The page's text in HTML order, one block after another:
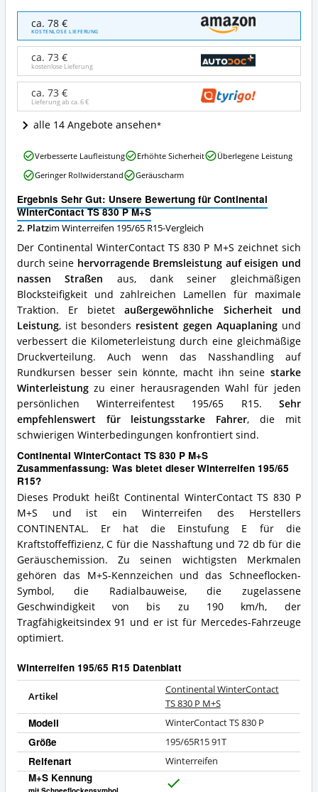
Continental
WinterContact
TS
830
M+S
Angebote:
ist
dieser
195/65
R15
erhältlich?
ca. 78 €
KOSTENLOSE LIEFERUNG
ca. 73 €
kostenlose Lieferung
ca. 73 €
Lieferung ab ca.6 €
alle 14 Angebote ansehen
Ergebnis Sehr Gut: Unsere Bewertung für Continental
WinterContact TS 830 P M+S
2. Platzim Winterreifen 195/65 R15-Vergleich
Der Continental WinterContact TS 830 P M+S zeichnet sich
durch seine hervorragende Bremsleistung auf eisigen und
nassen Straßen aus, dank seiner gleichmäßigen
Blocksteifigkeit und zahlreichen Lamellen für maximale
Traktion. Er bietetaußergewöhnliche Sicherheit und
Leistung, ist besonders resistent gegen Aquaplaningund
verbessert die Kilometerleistung durch eine gleichmäßige
Druckverteilung. Auch wenn das Nasshandling auf
Rundkursen besser sein könnte, macht ihn seine starke
Winterleistungzu einer herausragenden Wahl für jeden
persönlichen Winterreifentest 195/65 R15. Sehr
empfehlenswert für leistungsstarke Fahrer, die mit
schwierigen Winterbedingungen konfrontiert sind.
Continental WinterContact TS 830 P M+S
Zusammenfassung: Was bietet dieser Winterreifen 195/65
R15?
Dieses Produkt heißt Continental WinterContact TS 830 P
M+S und ist ein Winterreifen des Herstellers
CONTINENTAL. Er hat die Einstufung E für die
Kraftstoffeffizienz, C für die Nasshaftung und 72 db für die
Geräuschemission. Zu seinen wichtigsten Merkmalen
gehören das M+S-Kennzeichen und das Schneeflocken-
Symbol, die Radialbauweise, die zugelassene
Geschwindigkeit von bis zu 190 km/h, der
Tragfähigkeitsindex 91 und er ist für Mercedes-Fahrzeuge
optimiert.
Winterreifen 195/65 R15 Datenblatt
Artikel
Continental WinterContact
TS 830 P M+S
Modell WinterContact TS 830 P
Größe 195/65R15 91T
Reifenart Winterreifen
M+S Kennung
Continental
WinterContact
TS
P
M+S
Vorteile:
Was
spricht
für
diesen
Winterreifen
195/65
R15?
Verbesserte Laufleistung Erhöhte Sicherheit
Überlegene Leistung
Geringer Rollwiderstand
Geräuscharm